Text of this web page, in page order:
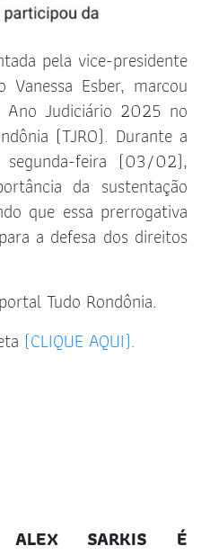
pela vice-presidente
Esber, marcou
Ano Judiciário 2025 no
(TJRO). Durante a
segunda-feira (03/02),
da sustentação
que essa prerrogativa
a defesa dos direitos
Tudo Rondônia.
(CLIQUE AQUI).
SARKIS É